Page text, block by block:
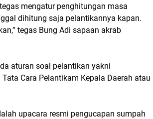
mengatur penghitungan masa
dihitung saja pelantikannya kapan.
tegas Bung Adi sapaan akrab
aturan soal pelantikan yakni
Cara Pelantikam Kepala Daerah atau
upacara resmi pengucapan sumpah